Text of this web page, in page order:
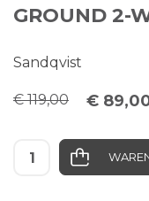
GROUND 2-
Sandqvist
€ 119,00 €